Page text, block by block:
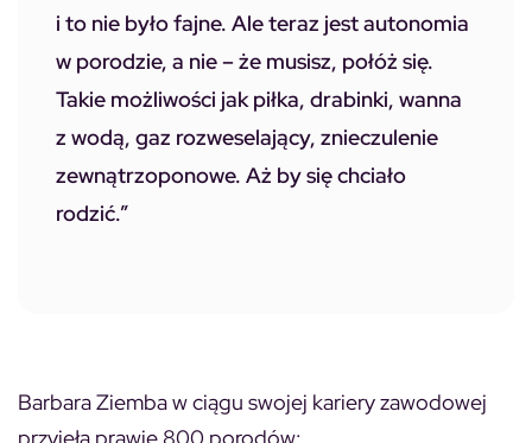
i to nie było fajne. Ale teraz jest autonomia
w porodzie, a nie – że musisz, połóż się.
Takie możliwości jak piłka, drabinki, wanna
z wodą, gaz rozweselający, znieczulenie
zewnątrzoponowe. Aż by się chciało
rodzić.”
Barbara Ziemba w ciągu swojej kariery zawodowej
przyjęła prawie 800 porodów: